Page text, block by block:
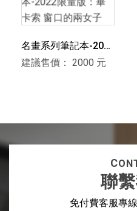
名畫系列筆記本-2022
限量版：畢卡索 窗口
建議售價： 2000 元
C
聯
免付費客服專線